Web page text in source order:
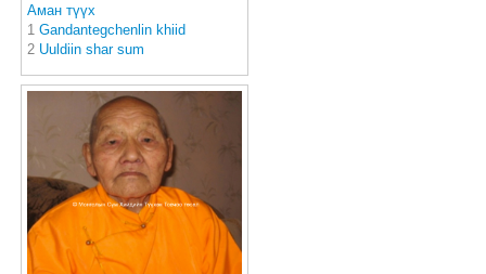
Аман түүх
1 Gandantegchenlin khiid
2 Uuldiin shar sum